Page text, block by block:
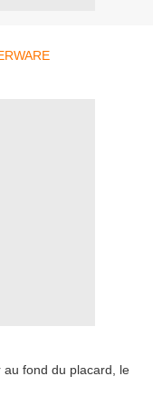
fond du placard, le